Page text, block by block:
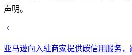
声明。
亚马逊向入驻商家提供碳信用服务